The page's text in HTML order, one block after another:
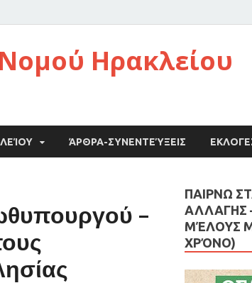
Ηρακλείου
ΆΡΘΡΑ-ΣΥΝΕΝΤΕΎΞΕΙΣ
–
ΠΑΙΡΝΩ
ΑΛΛΑΓΗΣ
ΜΈΛΟΥΣ
ΧΡΌΝΟ)